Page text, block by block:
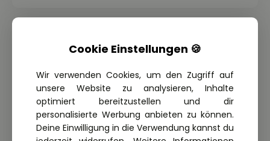
Cookie Einstellungen 🍪
Wir verwenden Cookies, um den Zugriff auf
unsere Website zu analysieren, Inhalte
optimiert bereitzustellen und dir
personalisierte Werbung anbieten zu können.
Deine Einwilligung in die Verwendung kannst du